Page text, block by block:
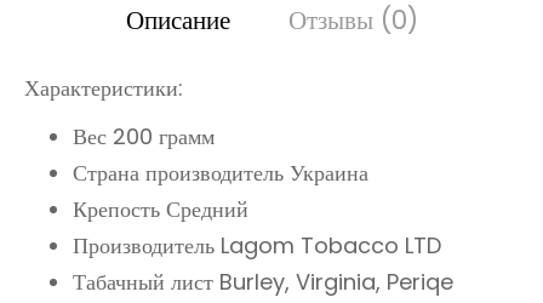
Описание Отзывы (0)
Характеристики:
Вес 200 грамм
Страна производитель Украина
Крепость Средний
Производитель Lagom Tobacco LTD
Табачный лист Burley, Virginia, Periqe